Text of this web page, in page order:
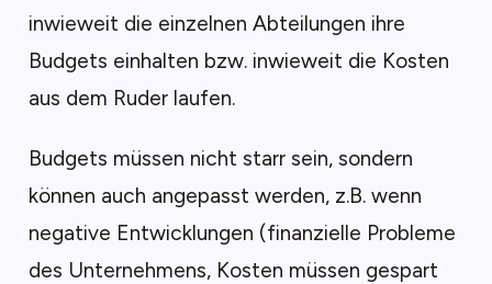
inwieweit die einzelnen Abteilungen ihre
Budgets einhalten bzw. inwieweit die Kosten
aus dem Ruder laufen.
Budgets müssen nicht starr sein, sondern
können auch angepasst werden, z.B. wenn
negative Entwicklungen (finanzielle Probleme
des Unternehmens, Kosten müssen gespart